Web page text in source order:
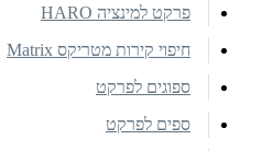
פרקט למינציה HARO
חיפוי קירות מטריקס Matrix
ספוגים לפרקט
ספים לפרקט